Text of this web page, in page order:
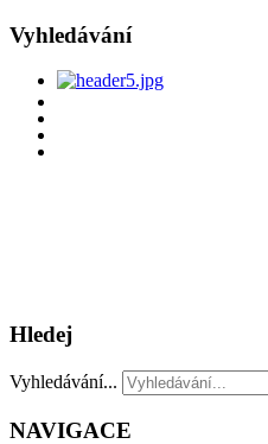
Vyhledávání
Hledej
Vyhledávání...
NAVIGACE